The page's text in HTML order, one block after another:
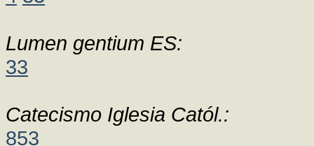
Lumen gentium ES:
33
Catecismo Iglesia Catól.:
853